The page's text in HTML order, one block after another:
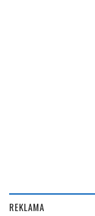
REKLAMA